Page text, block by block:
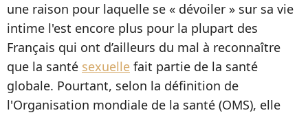
une raison pour laquelle se « dévoiler » sur sa vie
intime l'est encore plus pour la plupart des
Français qui ont d’ailleurs du mal à reconnaître
que la santé sexuelle fait partie de la santé
globale. Pourtant, selon la définition de
l'Organisation mondiale de la santé (OMS), elle